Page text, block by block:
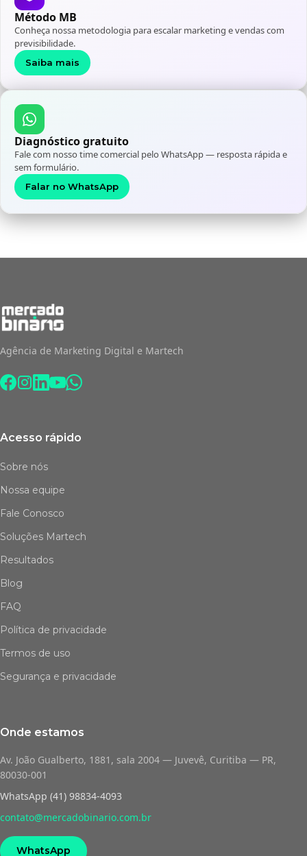
Método MB
Conheça nossa metodologia para escalar marketing e vendas com
previsibilidade.
Saiba mais
Diagnóstico gratuito
Fale com nosso time comercial pelo WhatsApp — resposta rápida e
sem formulário.
Falar no WhatsApp
Agência de Marketing Digital e Martech
Acesso rápido
Sobre nós
Nossa equipe
Fale Conosco
Soluções Martech
Resultados
Blog
FAQ
Política de privacidade
Termos de uso
Segurança e privacidade
Onde estamos
Av. João Gualberto, 1881, sala 2004 — Juvevê, Curitiba — PR,
80030-001
WhatsApp (41) 98834-4093
contato@mercadobinario.com.br
WhatsApp